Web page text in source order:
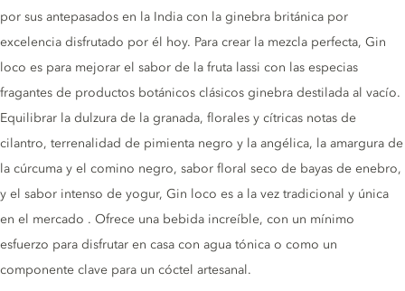
por sus antepasados ​​en la India con la ginebra británica por
excelencia disfrutado por él hoy. Para crear la mezcla perfecta, Gin
loco es para mejorar el sabor de la fruta lassi con las especias
fragantes de productos botánicos clásicos ginebra destilada al vacío.
Equilibrar la dulzura de la granada, florales y cítricas notas de
cilantro, terrenalidad de pimienta negro y la angélica, la amargura de
la cúrcuma y el comino negro, sabor floral seco de bayas de enebro,
y el sabor intenso de yogur, Gin loco es a la vez tradicional y única
en el mercado . Ofrece una bebida increíble, con un mínimo
esfuerzo para disfrutar en casa con agua tónica o como un
componente clave para un cóctel artesanal.